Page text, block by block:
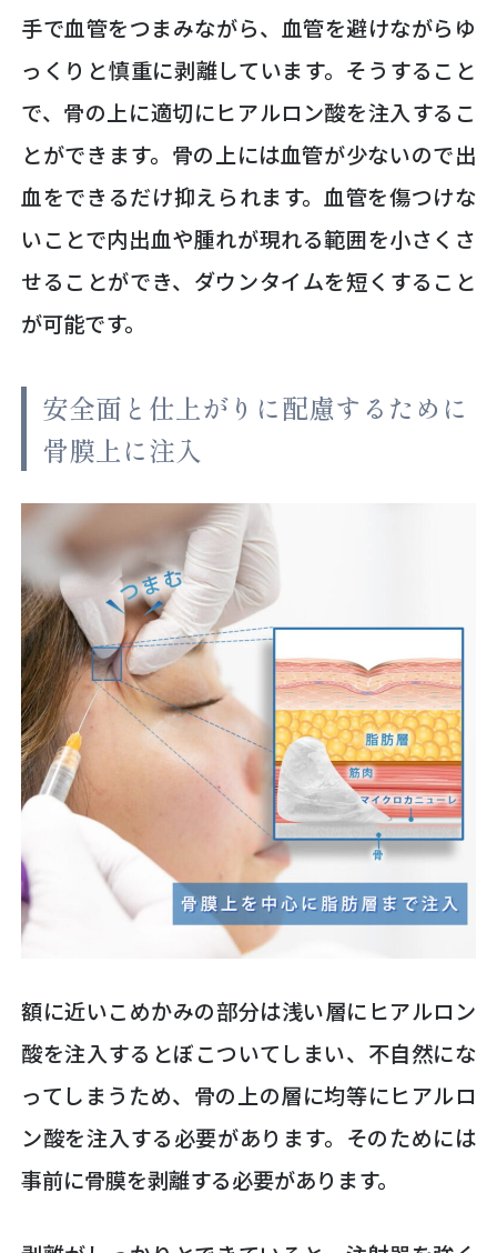
手で血管をつまみながら、血管を避けながらゆ
っくりと慎重に剥離しています。そうすること
で、骨の上に適切にヒアルロン酸を注入するこ
とができます。骨の上には血管が少ないので出
血をできるだけ抑えられます。血管を傷つけな
いことで内出血や腫れが現れる範囲を小さくさ
せることができ、ダウンタイムを短くすること
が可能です。
安全面と仕上がりに配慮するために
骨膜上に注入
額に近いこめかみの部分は浅い層にヒアルロン
酸を注入するとぼこついてしまい、不自然にな
ってしまうため、骨の上の層に均等にヒアルロ
ン酸を注入する必要があります。そのためには
事前に骨膜を剥離する必要があります。